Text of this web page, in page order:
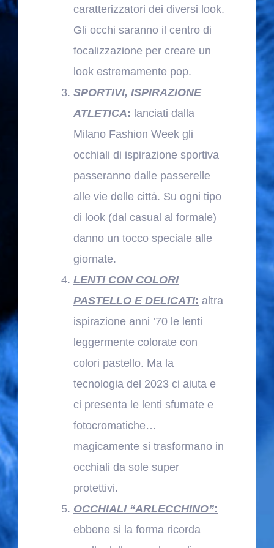
caratterizzatori dei diversi look.
Gli occhi saranno il centro di
focalizzazione per creare un
look estremamente pop.
SPORTIVI, ISPIRAZIONE
ATLETICA: lanciati dalla
Milano Fashion Week gli
occhiali di ispirazione sportiva
passeranno dalle passerelle
alle vie delle città. Su ogni tipo
di look (dal casual al formale)
danno un tocco speciale alle
giornate.
LENTI CON COLORI
PASTELLO E DELICATI: altra
ispirazione anni ’70 le lenti
leggermente colorate con
colori pastello. Ma la
tecnologia del 2023 ci aiuta e
ci presenta le lenti sfumate e
fotocromatiche…
magicamente si trasformano in
occhiali da sole super
protettivi.
OCCHIALI “ARLECCHINO”:
ebbene si la forma ricorda